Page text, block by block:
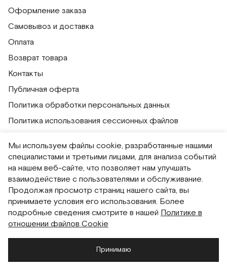
Оформление заказа
Самовывоз и доставка
Оплата
Возврат товара
Контакты
Публичная оферта
Политика обработки персональных данных
Политика использования сессионных файлов
Согласие на обработку персональных данных
Система привилегий
Русский English
Мы используем файлы cookie, разработанные нашими
специалистами и третьими лицами, для анализа событий
на нашем веб-сайте, что позволяет нам улучшать
взаимодействие с пользователями и обслуживание.
Продолжая просмотр страниц нашего сайта, вы
принимаете условия его использования. Более
подробные сведения смотрите в нашей Политике в
отношении файлов Cookie
Принимаю